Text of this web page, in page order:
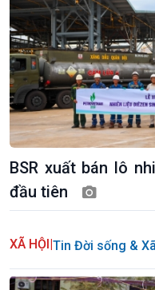
VOV1 đặc biệt
Thanh âm ký sự
Các chương trình đặc biệt
BSR xuất bán lô
đầu tiên
XÃ HỘI|Tin Đời sống &